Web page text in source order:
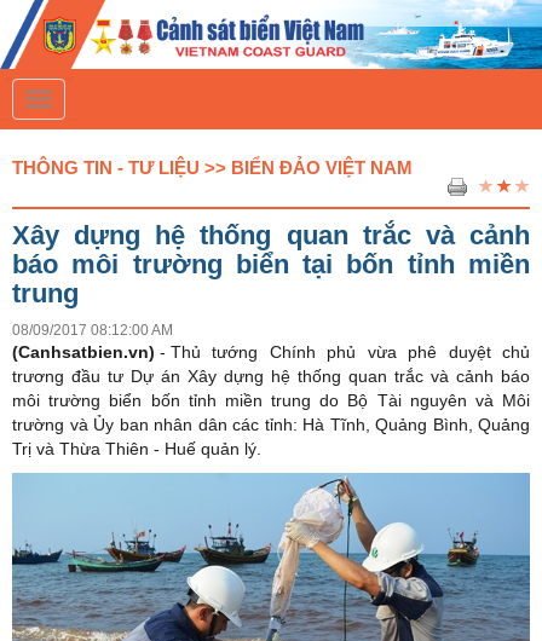
T
o
g
l
a
v
i
g
t
i
o
THÔNG TIN - TƯ LIỆU >> BIỂN ĐẢO VIỆT NAM
Xây dựng hệ thống quan trắc và cảnh
báo môi trường biển tại bốn tỉnh miền
trung
08/09/2017 08:12:00 AM
(Canhsatbien.vn) - Thủ tướng Chính phủ vừa phê duyệt chủ
trương đầu tư Dự án Xây dựng hệ thống quan trắc và cảnh báo
môi trường biển bốn tỉnh miền trung do Bộ Tài nguyên và Môi
trường và Ủy ban nhân dân các tỉnh: Hà Tĩnh, Quảng Bình, Quảng
Trị và Thừa Thiên - Huế quản lý.